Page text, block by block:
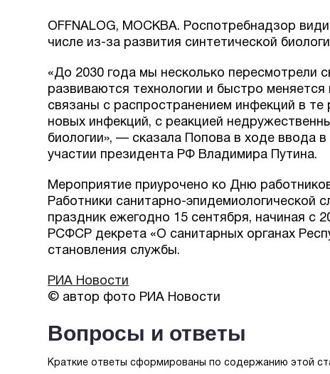
OFFNALOG, МОСКВА. Роспотребнадзор
числе из-за развития синтетической
«До 2030 года мы несколько пересмотрели
развиваются технологии и быстро
связаны с распространением инфекций в те
новых инфекций, с реакцией
биологии», — сказала Попова в ходе ввода
участии президента РФ Владимира Путина.
Мероприятие приурочено ко Дню
Работники санитарно-
праздник ежегодно 15 сентября, начиная с
РСФСР декрета «О санитарных органах
становления службы.
РИА Новости
© автор фото РИА Новости
Вопросы и ответы
Краткие ответы сформированы по содержанию этой